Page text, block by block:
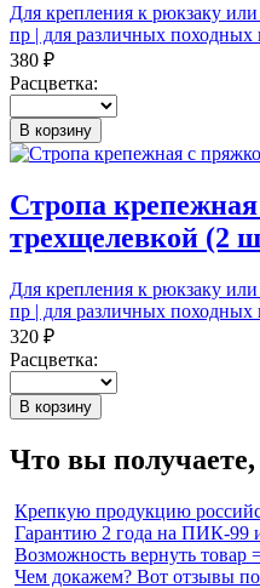
Для крепления к рюкзаку
пр | для различных походных
380 ₽
Расцветка:
В корзину
Стропа
трехщелевкой (2
Для крепления к рюкзаку
пр | для различных походных
320 ₽
Расцветка:
В корзину
Что вы
Крепкую продукцию
Гарантию 2 года на ПИК-99
Возможность вернуть товар
Чем докажем? Вот отзывы